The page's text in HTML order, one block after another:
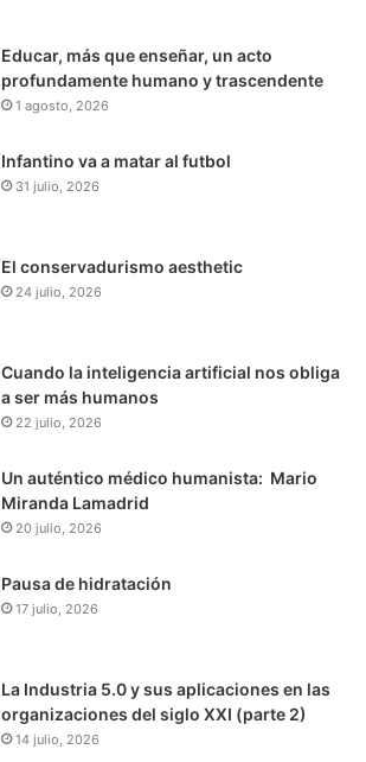
Educar, más que enseñar, un acto
profundamente humano y trascendente
1 agosto, 2026
Infantino va a matar al futbol
31 julio, 2026
El conservadurismo aesthetic
24 julio, 2026
Cuando la inteligencia artificial nos obliga
a ser más humanos
22 julio, 2026
Un auténtico médico humanista: Mario
Miranda Lamadrid
20 julio, 2026
Pausa de hidratación
17 julio, 2026
La Industria 5.0 y sus aplicaciones en las
organizaciones del siglo XXI (parte 2)
14 julio, 2026